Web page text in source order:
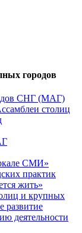
городов
СНГ (МАГ)
столиц
СМИ»
практик
жить»
и крупных
развитие
деятельности